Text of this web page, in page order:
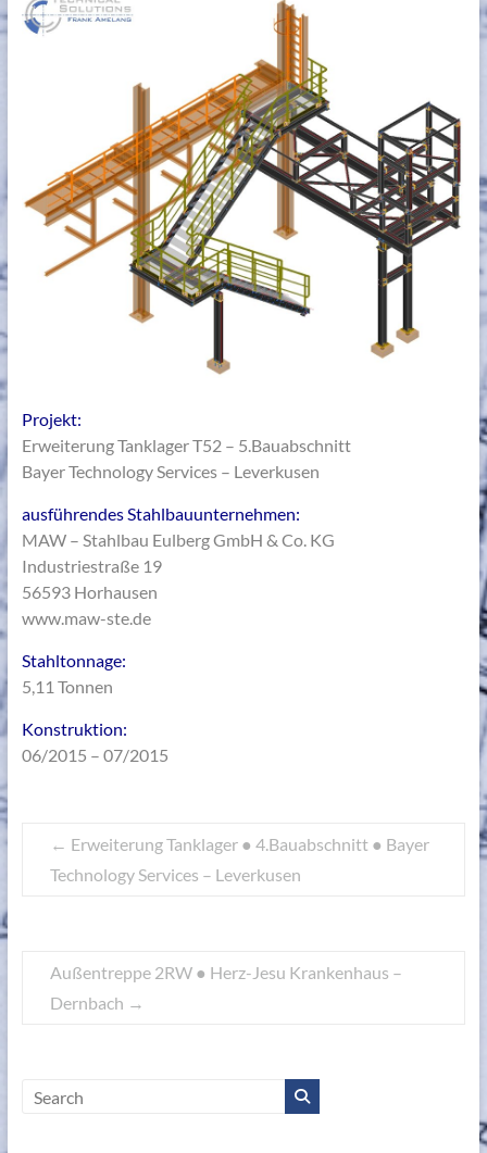
Projekt:
Erweiterung Tanklager T52 – 5.Bauabschnitt
Bayer Technology Services – Leverkusen
ausführendes Stahlbauunternehmen:
MAW – Stahlbau Eulberg GmbH & Co. KG
Industriestraße 19
56593 Horhausen
www.maw-ste.de
Stahltonnage:
5,11 Tonnen
Konstruktion:
06/2015 – 07/2015
← Erweiterung Tanklager ● 4.Bauabschnitt ● Bayer
Technology Services – Leverkusen
Außentreppe 2RW ● Herz-Jesu Krankenhaus –
Dernbach →